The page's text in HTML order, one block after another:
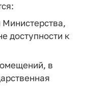
доступности к
в